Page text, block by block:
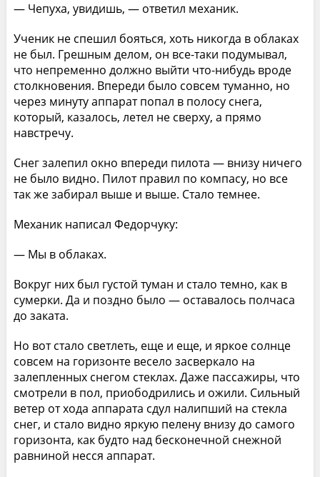
— Чепуха, увидишь, — ответил механик.
Ученик не спешил бояться, хоть никогда в облаках
не был. Грешным делом, он все-таки подумывал,
что непременно должно выйти что-нибудь вроде
столкновения. Впереди было совсем туманно, но
через минуту аппарат попал в полосу снега,
который, казалось, летел не сверху, а прямо
навстречу.
Снег залепил окно впереди пилота — внизу ничего
не было видно. Пилот правил по компасу, но все
так же забирал выше и выше. Стало темнее.
Механик написал Федорчуку:
— Мы в облаках.
Вокруг них был густой туман и стало темно, как в
сумерки. Да и поздно было — оставалось полчаса
до заката.
Но вот стало светлеть, еще и еще, и яркое солнце
совсем на горизонте весело засверкало на
залепленных снегом стеклах. Даже пассажиры, что
смотрели в пол, приободрились и ожили. Сильный
ветер от хода аппарата сдул налипший на стекла
снег, и стало видно яркую пелену внизу до самого
горизонта, как будто над бесконечной снежной
равниной несся аппарат.